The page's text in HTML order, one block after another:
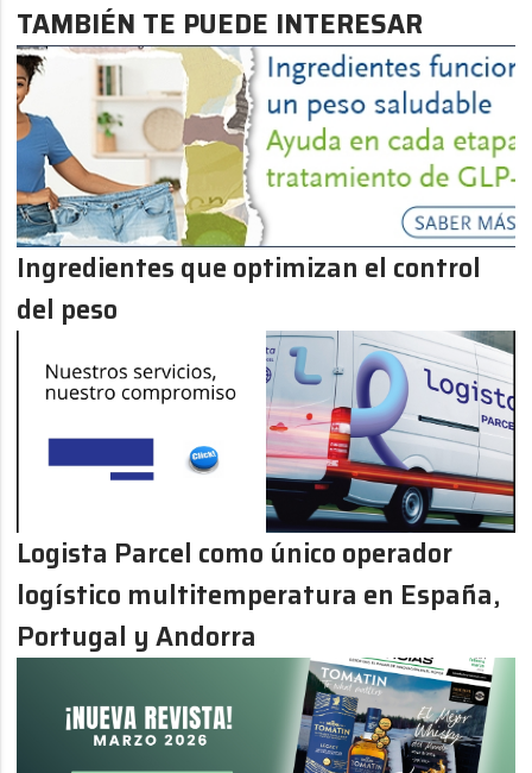
TAMBIÉN TE PUEDE INTERESAR
Ingredientes que optimizan el control
del peso
Logista Parcel como único operador
logístico multitemperatura en España,
Portugal y Andorra